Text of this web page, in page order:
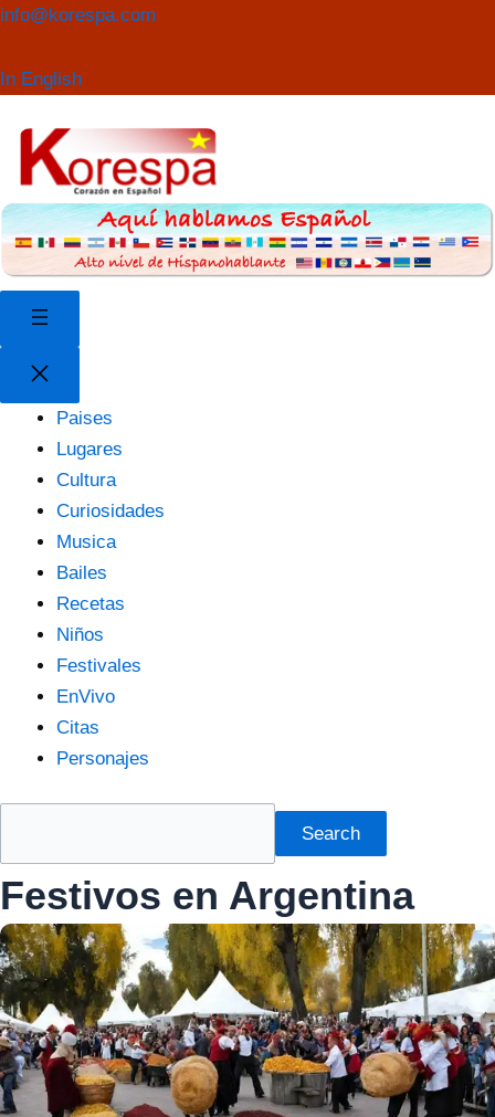
Saltar
contenido
info@korespa.com
In English
Paises
Lugares
Cultura
Curiosidades
Musica
Bailes
Recetas
Niños
Festivales
EnVivo
Citas
Personajes
Buscar
Search
Festivos en Argentina